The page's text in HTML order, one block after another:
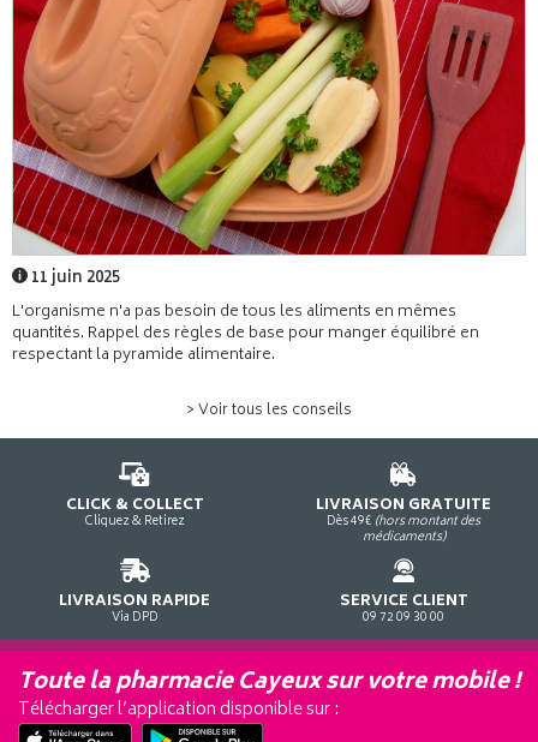
11 juin 2025
L'organisme n'a pas besoin de tous les aliments en mêmes
quantités. Rappel des règles de base pour manger équilibré en
respectant la pyramide alimentaire.
> Voir tous les conseils
CLICK & COLLECT
Cliquez & Retirez
LIVRAISON GRATUITE
Dès 49€ (hors montant des
médicaments)
LIVRAISON RAPIDE
Via DPD
SERVICE CLIENT
09 72 09 30 00
Toute la pharmacie Cayeux sur votre mobile !
Télécharger l’application disponible sur :